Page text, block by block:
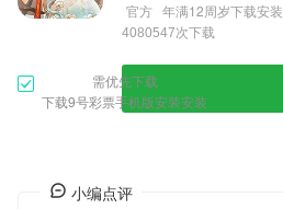
官方 年满12周岁下载安装
4080547次下载
需优先下载
下载9号彩票手机版安装安装
小编点评